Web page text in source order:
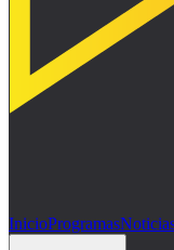
InicioProgramas